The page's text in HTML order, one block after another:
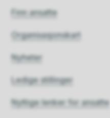
Finn ansatte
Organisasjonskart
Nyheter
Ledige stillinger
Nyttige lenker for ansatte